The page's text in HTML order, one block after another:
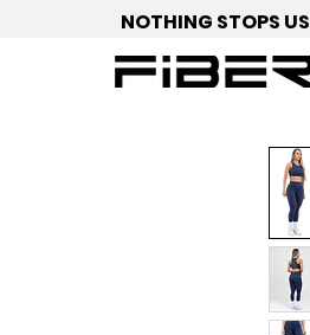
NOTHING STOPS US